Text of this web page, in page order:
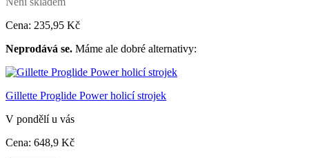
Cena: 235,95 Kč
Neprodává se. Máme ale dobré alternativy:
Gillette Proglide Power holicí strojek
V pondělí u vás
Cena: 648,9 Kč